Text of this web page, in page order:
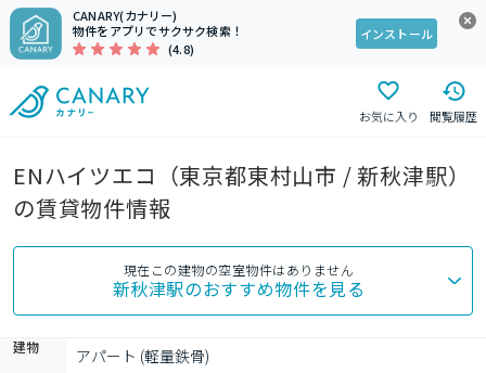
CANARY(カナリー)
物件をアプリでサクサク検索！
(4.8)
インストール
お気に入り 閲覧履歴
ENハイツエコ（東京都東村山市 / 新秋津駅）
の賃貸物件情報
現在この建物の空室物件はありません
新秋津駅のおすすめ物件を見る
建物 アパート (軽量鉄骨)